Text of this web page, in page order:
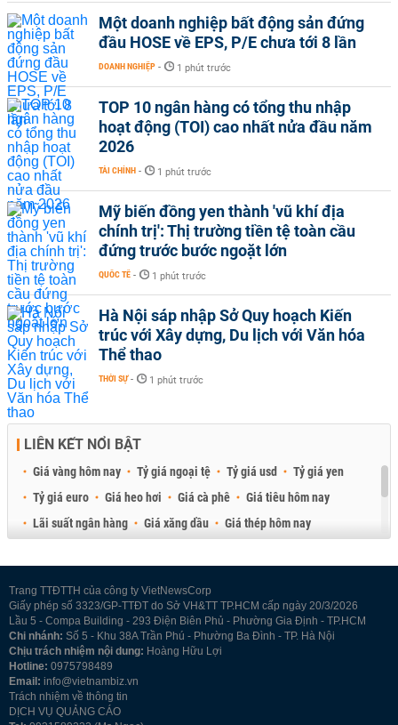
Một doanh nghiệp bất động sản đứng
đầu HOSE về EPS, P/E chưa tới 8 lần
DOANH NGHIỆP - 1 phút trước
TOP 10 ngân hàng có tổng thu nhập
hoạt động (TOI) cao nhất nửa đầu năm
2026
TÀI CHÍNH - 1 phút trước
Mỹ biến đồng yen thành 'vũ khí địa
chính trị': Thị trường tiền tệ toàn cầu
đứng trước bước ngoặt lớn
QUỐC TẾ - 1 phút trước
Hà Nội sáp nhập Sở Quy hoạch Kiến
trúc với Xây dựng, Du lịch với Văn hóa
Thể thao
THỜI SỰ - 1 phút trước
LIÊN KẾT NỔI BẬT
Giá vàng hôm nay Tỷ giá ngoại tệ Tỷ giá usd
Tỷ giá yen
Tỷ giá euro
Giá heo hơi Giá cà phê
Giá tiêu hôm nay
Lãi suất ngân hàng
Giá xăng dầu
Giá thép hôm nay
Trang TTĐTTH của công ty VietNewsCorp
Giấy phép số 3323/GP-TTĐT do Sở VH&TT TP.HCM cấp ngày 20/3/2026
Lầu 5 - Compa Building - 293 Điện Biên Phủ - Phường Gia Định - TP.HCM
Chi nhánh: Số 5 - Khu 38A Trần Phú - Phường Ba Đình - TP. Hà Nội
Chịu trách nhiệm nội dung: Hoàng Hữu Lợi
Hotline: 0975798489
Email: info@vietnambiz.vn
Trách nhiệm về thông tin
DỊCH VỤ QUẢNG CÁO